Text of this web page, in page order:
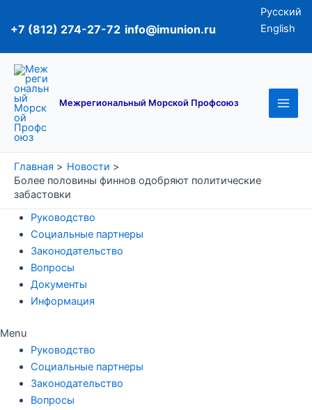
+7 (812) 274-27-72 info@imunion.ru
Русский
English
Межрегиональный Морской Профсоюз
Главная
Новости
Более половины финнов одобряют политические
забастовки
Руководство
Социальные партнеры
Законодательство
Вопросы
Документы
Информация
Menu
Руководство
Социальные партнеры
Законодательство
Вопросы